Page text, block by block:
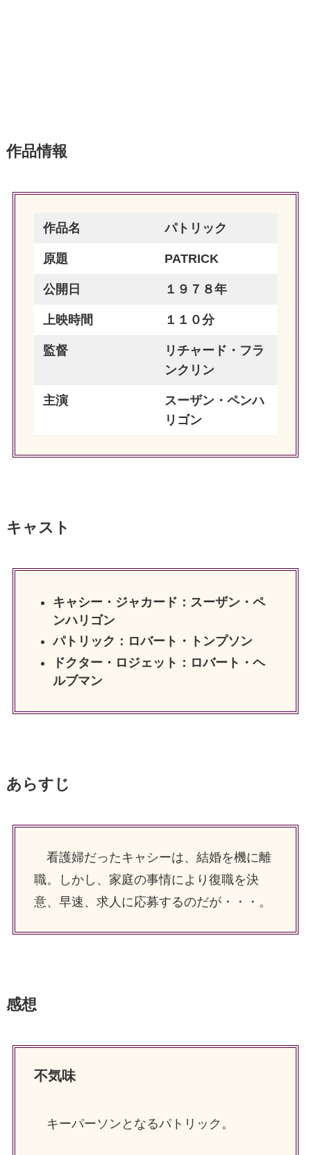
作品情報
作品名 パトリック
原題 PATRICK
公開日 １９７８年
上映時間 １１０分
監督
リチャード・フラ
ンクリン
主演
スーザン・ペンハ
リゴン
キャスト
キャシー・ジャカード：スーザン・ペ
ンハリゴン
パトリック：ロバート・トンプソン
ドクター・ロジェット：ロバート・ヘ
ルブマン
あらすじ
看護婦だったキャシーは、結婚を機に離
職。しかし、家庭の事情により復職を決
意、早速、求人に応募するのだが・・・。
感想
不気味
キーパーソンとなるパトリック。